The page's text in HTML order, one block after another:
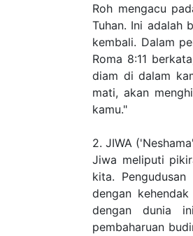
Roh mengacu
Tuhan. Ini adalah
kembali. Dalam
Roma 8:11
diam di dalam
mati, akan
kamu."
2. JIWA
Jiwa meliputi
kita.
dengan
dengan dunia
pembaharuan